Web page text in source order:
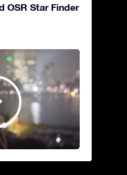
OSR Star Finder